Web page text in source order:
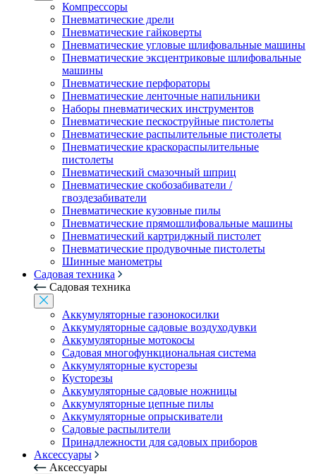
Компрессоры
Пневматические дрели
Пневматические гайковерты
Пневматические угловые шлифовальные машины
Пневматические эксцентриковые шлифовальные
машины
Пневматические перфораторы
Пневматические ленточные напильники
Наборы пневматических инструментов
Пневматические пескоструйные пистолеты
Пневматические распылительные пистолеты
Пневматические краскораспылительные
пистолеты
Пневматический смазочный шприц
Пневматические скобозабиватели /
гвоздезабиватели
Пневматические кузовные пилы
Пневматические прямошлифовальные машины
Пневматический картриджный пистолет
Пневматические продувочные пистолеты
Шинные манометры
Садовая техника
Садовая техника
Аккумуляторные газонокосилки
Аккумуляторные садовые воздуходувки
Аккумуляторные мотокосы
Садовая многофункциональная система
Аккумуляторные кусторезы
Кусторезы
Аккумуляторные садовые ножницы
Аккумуляторные цепные пилы
Аккумуляторные опрыскиватели
Садовые распылители
Принадлежности для садовых приборов
Аксессуары
Аксессуары